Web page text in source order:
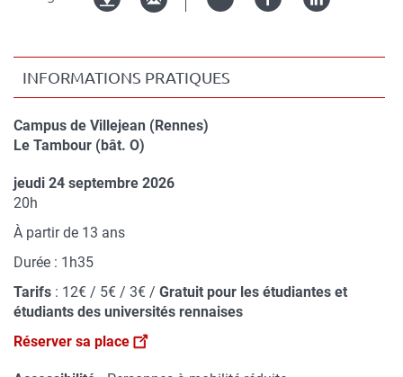
INFORMATIONS PRATIQUES
Campus de Villejean (Rennes)
Compléments
lieu
Le Tambour (bât. O)
jeudi 24 septembre 2026
Complément
de
date
20h
À partir de 13 ans
Durée : 1h35
Tarifs : 12€ / 5€ / 3€ / Gratuit pour les étudiantes et
étudiants des universités rennaises
Réserver sa place